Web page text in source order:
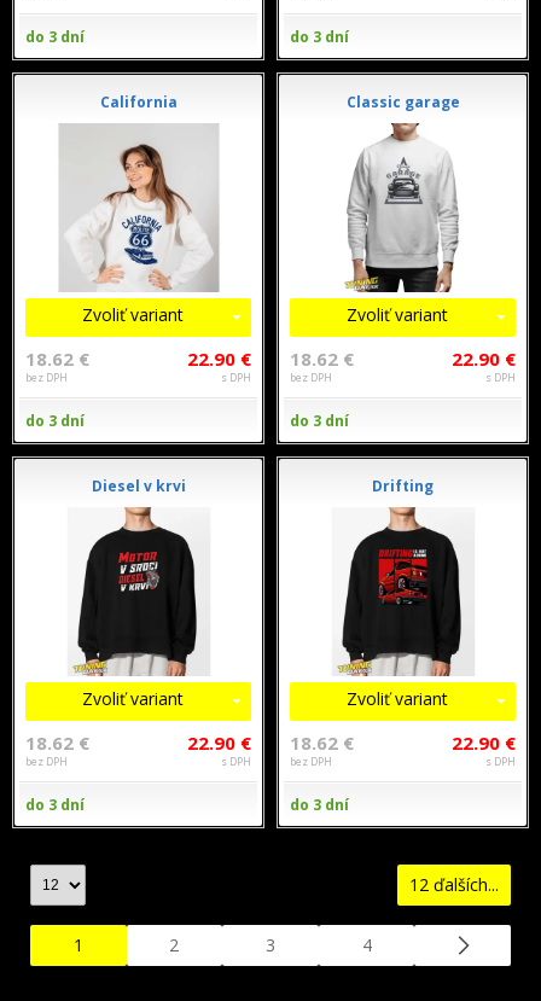
do 3 dní do 3 dní
California
Zvoliť variant
18.62 €
bez DPH
22.90 €
s DPH
do 3 dní
Classic garage
Zvoliť variant
18.62 €
bez DPH
22.90 €
s DPH
do 3 dní
Diesel v krvi
Zvoliť variant
18.62 €
bez DPH
22.90 €
s DPH
do 3 dní
Drifting
Zvoliť variant
18.62 €
bez DPH
22.90 €
s DPH
do 3 dní
12 ďalších...
1 2 3 4